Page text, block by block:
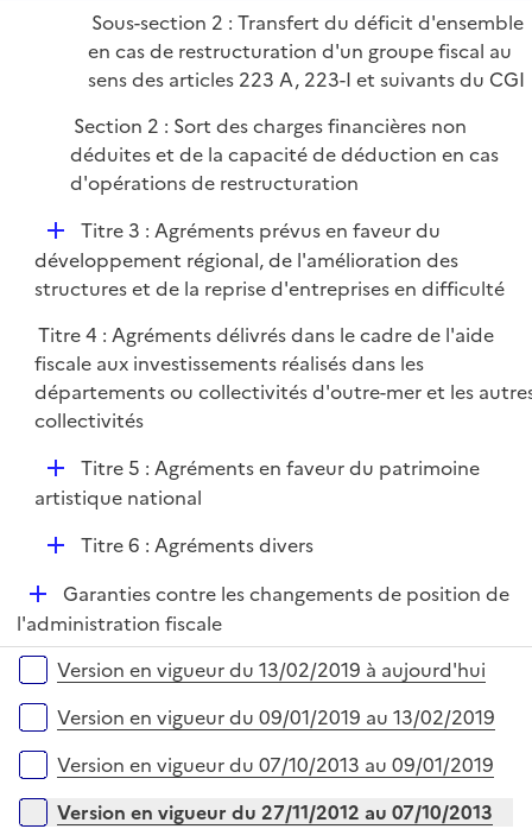
Sous-section 2 : Transfert du déficit d'ensemble
en cas de restructuration d'un groupe fiscal au
sens des articles 223 A, 223-I et suivants du CGI
Section 2 : Sort des charges financières non
déduites et de la capacité de déduction en cas
d'opérations de restructuration
D
é
p
i
e
r
Titre 3 : Agréments prévus en faveur du
développement régional, de l'amélioration des
structures et de la reprise d'entreprises en difficulté
Titre 4 : Agréments délivrés dans le cadre de l'aide
fiscale aux investissements réalisés dans les
départements ou collectivités d'outre-mer et les
collectivités
D
é
i
e
r
Titre 5 : Agréments en faveur du patrimoine
artistique national
D
p
l
i
e
r
Titre 6 : Agréments divers
D
é
p
e
r
Garanties contre les changements de position de
l'administration fiscale
Versions sur la période
Version en vigueur du 13/02/2019 à aujourd'hui
Version en vigueur du 09/01/2019 au 13/02/2019
Version en vigueur du 07/10/2013 au 09/01/2019
Version en vigueur du 27/11/2012 au 07/10/2013